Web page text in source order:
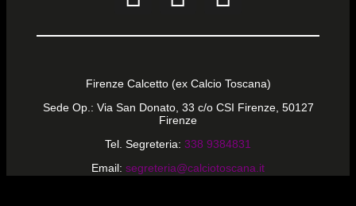
Firenze Calcetto (ex Calcio Toscana)
Sede Op.: Via San Donato, 33 c/o CSI Firenze, 50127
Firenze
Tel. Segreteria: 338 9384831
Email: segreteria@calciotoscana.it